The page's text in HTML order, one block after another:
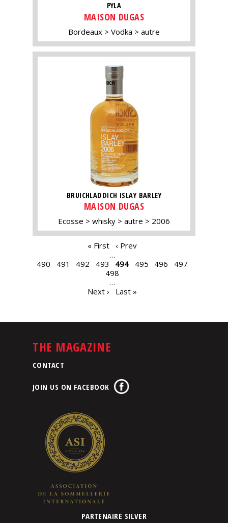
PYLA
MAISON DUGAS
Bordeaux Vodka autre
BRUICHLADDICH ISLAY BARLEY
MAISON DUGAS
Ecosse whisky autre 2006
« First
‹ Prev
…
490
491 492 493 494 495 496
497
498
…
Next ›
Last »
THE MAGAZINE
CONTACT
JOIN US ON FACEBOOK
PARTENAIRE SILVER